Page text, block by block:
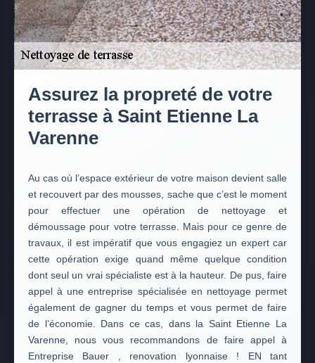
Assurez la propreté de votre
terrasse à Saint Etienne La
Varenne
Au cas où l’espace extérieur de votre maison devient salle
et recouvert par des mousses, sache que c’est le moment
pour effectuer une opération de nettoyage et
démoussage pour votre terrasse. Mais pour ce genre de
travaux, il est impératif que vous engagiez un expert car
cette opération exige quand même quelque condition
dont seul un vrai spécialiste est à la hauteur. De pus, faire
appel à une entreprise spécialisée en nettoyage permet
également de gagner du temps et vous permet de faire
de l’économie. Dans ce cas, dans la Saint Etienne La
Varenne, nous vous recommandons de faire appel à
Entreprise Bauer , renovation lyonnaise ! EN tant